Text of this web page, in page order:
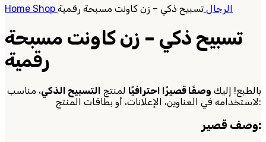
Home Shop الرجال تسبيح ذكي – زن كاونت مسبحة رقمية
تسبيح ذكي – زن كاونت مسبحة
رقمية
بالطبع! إليك وصفًا قصيرًا احترافيًا لمنتج التسبيح الذكي، مناسب
لاستخدامه في العناوين، الإعلانات، أو بطاقات المنتج:
وصف قصير: